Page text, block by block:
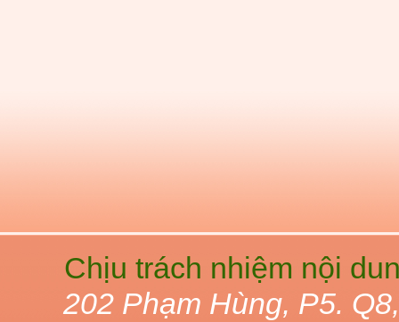
Chịu trách nhiệm nội
202 Phạm Hùng, P5.